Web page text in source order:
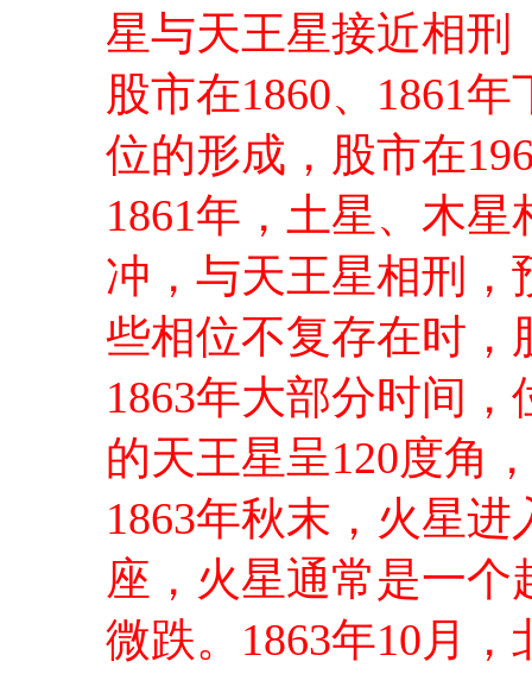
星与天王星接近相刑
股市在1860、1861
位的形成，股市在
1861年，土星、木
冲，与天王星相刑，
些相位不复存在时，
1863年大部分时间
的天王星呈120度角
1863年秋末，火星
座，火星通常是一个
微跌。1863年10月